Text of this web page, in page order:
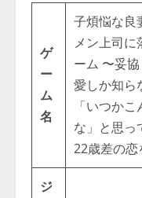
ゲ
ー
ム
名
子煩悩な良
メン上司に
ーム 〜妥
愛しか知ら
「いつか
な」と思っ
22歳差の恋
ジ